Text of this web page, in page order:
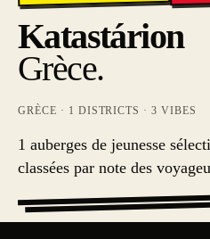
Katastárion
Grèce.
GRÈCE · 1 DISTRICTS ·3 VIBES
1 auberges de jeunesse
classées par note des